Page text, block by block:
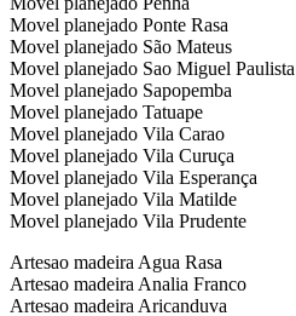
Movel planejado Ponte Rasa
Movel planejado São Mateus
Movel planejado Sao Miguel Paulista
Movel planejado Sapopemba
Movel planejado Tatuape
Movel planejado Vila Carao
Movel planejado Vila Curuça
Movel planejado Vila Esperança
Movel planejado Vila Matilde
Movel planejado Vila Prudente
Artesao madeira Agua Rasa
Artesao madeira Analia Franco
Artesao madeira Aricanduva